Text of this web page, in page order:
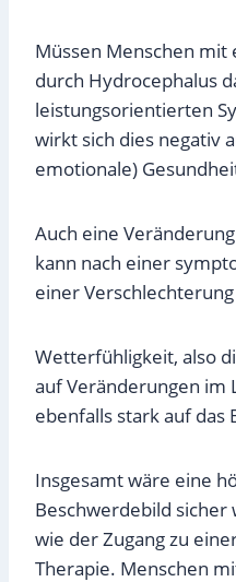
Müssen Menschen
durch Hydrocephalus
leistungsorientierten
wirkt sich dies negativ
emotionale)
Auch eine
kann nach einer
einer
Wetterfühligkeit, also
auf Veränderungen im
ebenfalls stark auf das
Insgesamt wäre eine
Beschwerdebild sicher
wie der Zugang zu
Therapie. Menschen